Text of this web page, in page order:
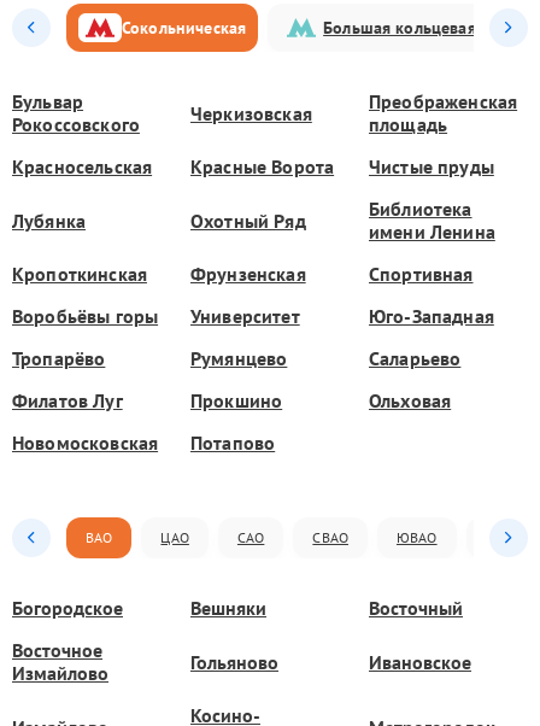
Сокольническая Большая кольцевая
Бульвар
Рокоссовского
Черкизовская
Преображенская
площадь
Красносельская
Красные Ворота Чистые пруды
Лубянка Охотный Ряд
Библиотека
имени Ленина
Кропоткинская
Фрунзенская
Спортивная
Воробьёвы горы
Университет
Юго-Западная
Тропарёво
Румянцево
Саларьево
Филатов Луг
Прокшино
Ольховая
Новомосковская
Потапово
ВАО ЦАО САО СВАО ЮВАО ЮАО
Богородское Вешняки
Восточный
Восточное
Измайлово
Гольяново Ивановское
Косино-